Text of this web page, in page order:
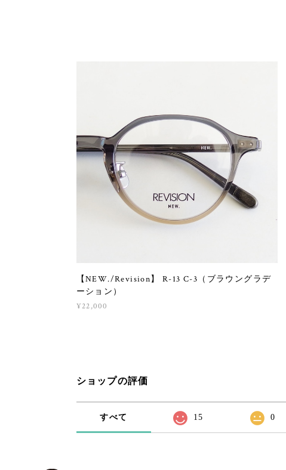
【NEW./Revision】 R-13 C-3（ブラウングラデ
ーション）
¥22,000
ショップの評価
すべて 15 0